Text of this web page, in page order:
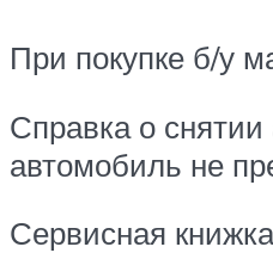
При покупке б/у
Справка о
автомобиль не
Сервисная